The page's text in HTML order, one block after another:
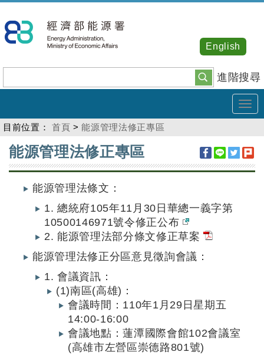
到
主
內
容
進階搜尋
English
目前位置： 首頁 >能源管理法修正專區
:::
能源管理法修正專區
能源管理法條文：
1. 總統府105年11月30日華總一義字第
10500146971號令修正公布
2. 能源管理法部分條文修正草案
能源管理法修正分區意見徵詢會議：
1. 會議資訊：
(1)南區(高雄)：
會議時間：110年1月29日星期五
14:00-16:00
會議地點：蓮潭國際會館102會議室
(高雄市左營區崇德路801號)